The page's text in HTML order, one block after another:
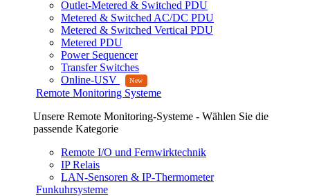
Outlet-Metered & Switched PDU
Metered & Switched AC/DC PDU
Metered & Switched Vertical PDU
Metered PDU
Power Sequencer
Transfer Switches
Online-USV
Remote Monitoring Systeme
Unsere Remote Monitoring-Systeme - Wählen Sie die
passende Kategorie
Remote I/O und Fernwirktechnik
IP Relais
LAN-Sensoren & IP-Thermometer
Funkuhrsysteme